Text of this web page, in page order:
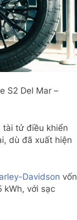
S2 Del Mar –
tài tử điều khiển
dù đã xuất hiện
Davidson vốn
kWh, với sạc